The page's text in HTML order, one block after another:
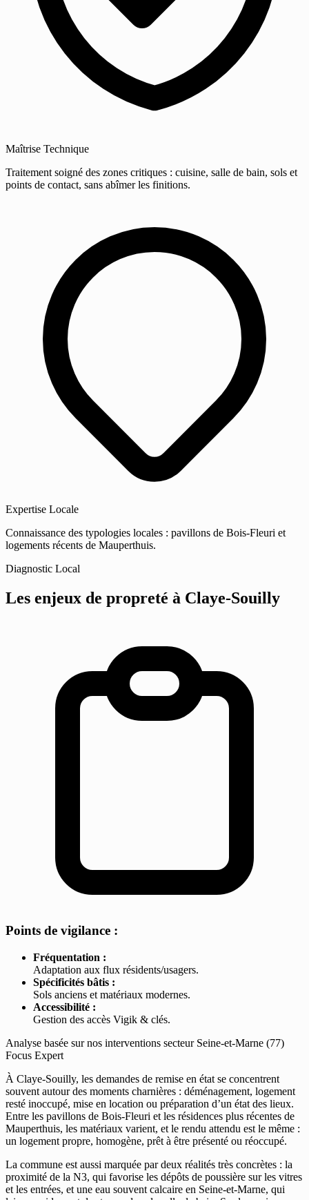
Maîtrise Technique
Traitement soigné des zones critiques : cuisine, salle de bain, sols et
points de contact, sans abîmer les finitions.
Expertise Locale
Connaissance des typologies locales : pavillons de Bois-Fleuri et
logements récents de Mauperthuis.
Diagnostic Local
Les enjeux de propreté à Claye-Souilly
Points de vigilance :
Fréquentation :
Adaptation aux flux résidents/usagers.
Spécificités bâtis :
Sols anciens et matériaux modernes.
Accessibilité :
Gestion des accès Vigik & clés.
Analyse basée sur nos interventions secteur Seine-et-Marne (77)
Focus Expert
À Claye-Souilly, les demandes de remise en état se concentrent
souvent autour des moments charnières : déménagement, logement
resté inoccupé, mise en location ou préparation d’un état des lieux.
Entre les pavillons de Bois-Fleuri et les résidences plus récentes de
Mauperthuis, les matériaux varient, et le rendu attendu est le même :
un logement propre, homogène, prêt à être présenté ou réoccupé.
La commune est aussi marquée par deux réalités très concrètes : la
proximité de la N3, qui favorise les dépôts de poussière sur les vitres
et les entrées, et une eau souvent calcaire en Seine-et-Marne, qui